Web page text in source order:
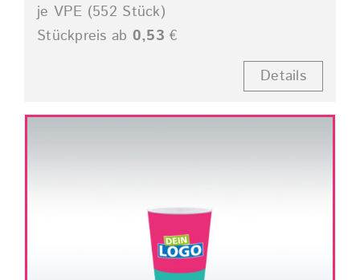
je VPE (552 Stück)
Stückpreis ab 0,53 €
Details